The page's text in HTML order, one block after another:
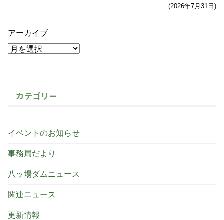
2026年7月31日
アーカイブ
カテゴリー
イベントのお知らせ
事務局だより
八ッ場ダムニュース
関連ニュース
更新情報